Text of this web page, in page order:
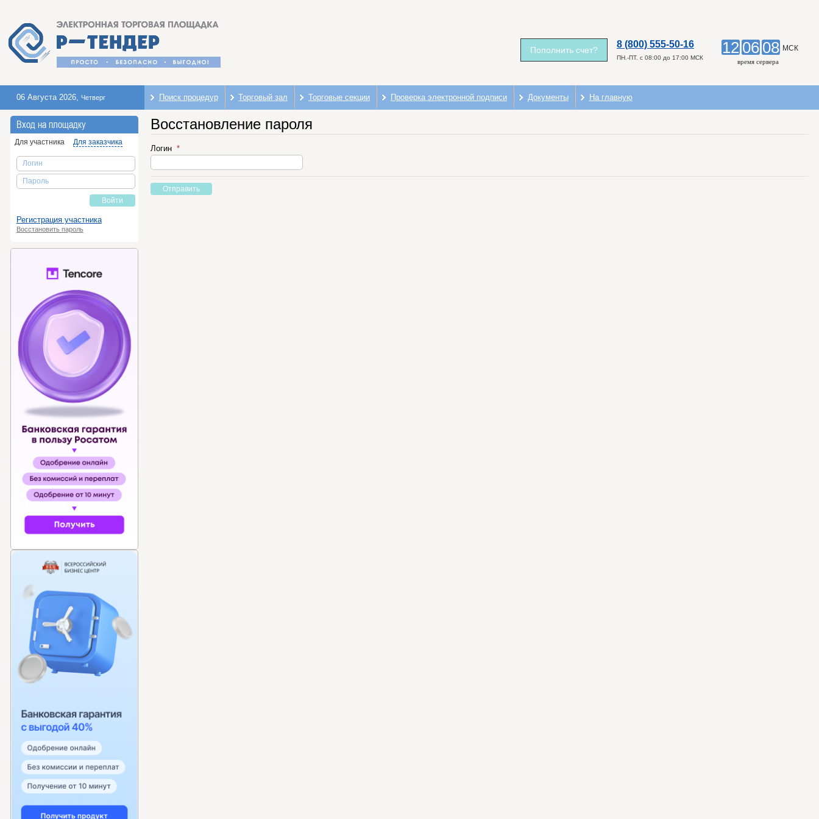
12 06 08 МСК
время сервера
8 (800) 555-50-16
ПН.-ПТ. c 08:00 до 17:00 МСК
Пополнить счет?
06 Августа 2026, Четверг Поиск процедур Торговый зал Торговые секции Проверка электронной подписи Документы На главную
Вход на площадку
Для участника Для заказчика
Логин
Пароль
Войти
Регистрация участника
Восстановить пароль
Восстановление пароля
Логин
Отправить